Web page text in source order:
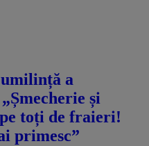
a
și
toți de fraieri!
primesc”